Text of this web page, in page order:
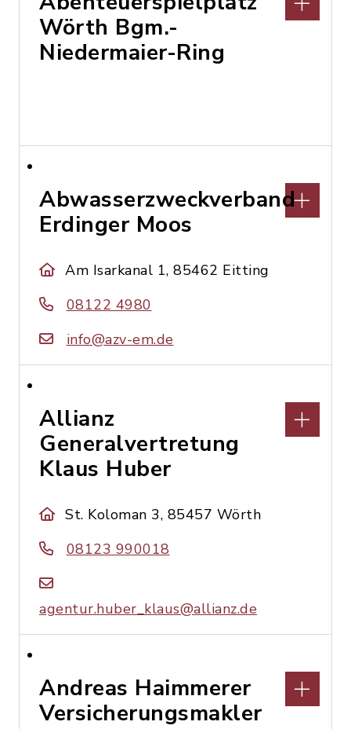
Wörth Bgm.-
Niedermaier-Ring
Abwasserzweckverband
Erdinger Moos
Am Isarkanal 1, 85462 Eitting
08122 4980
info@azv-em.de
Allianz
Generalvertretung
Klaus Huber
St. Koloman 3, 85457 Wörth
08123 990018
agentur.huber_klaus@allianz.de
Andreas Haimmerer
Versicherungsmakler